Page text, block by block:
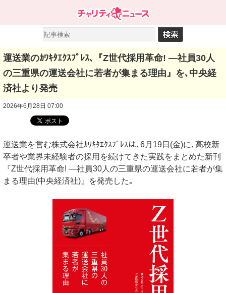
運送業のｶﾜｷﾀｴｸｽﾌﾟﾚｽ､『Z世代採用革命! ―社員30人
の三重県の運送会社に若者が集まる理由』を､中央経
済社より発売
2026年6月28日 07:00
運送業を営む株式会社ｶﾜｷﾀｴｸｽﾌﾟﾚｽは､6⽉19⽇(⾦)に､高校新
卒者や業界未経験者の採用を続けてきた実践をまとめた新刊
『Z世代採用革命! ―社員30人の三重県の運送会社に若者が集
まる理由(中央経済社)』を発売した｡